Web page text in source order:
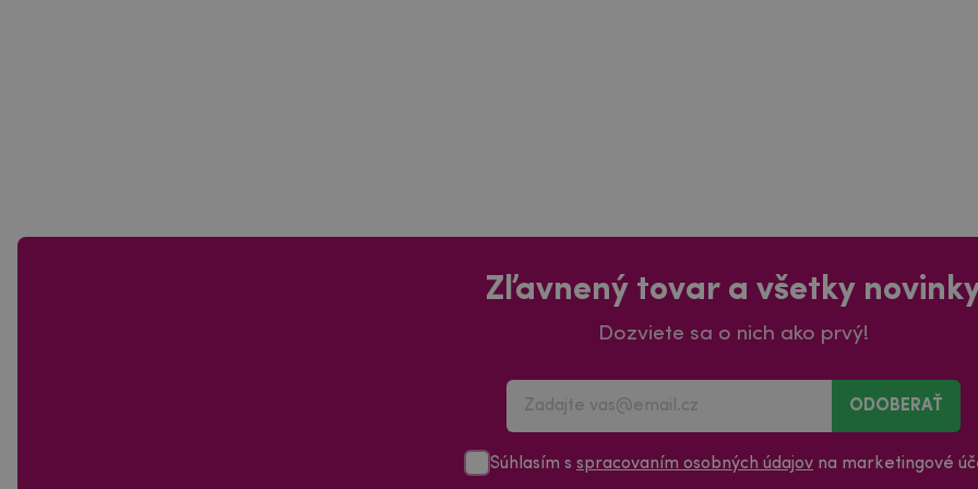
Zľavnený tovar a všetky
Dozviete sa o nich ako prvý!
ODOBERAŤ
Súhlasím s spracovaním osobných údajov na marketingové